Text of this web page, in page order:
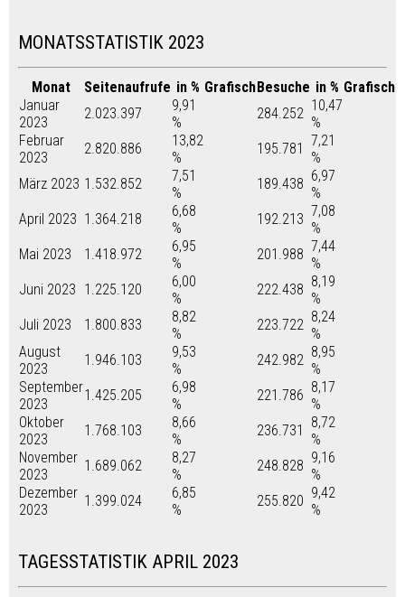
MONATSSTATISTIK 2023
Monat Seitenaufrufe in % GrafischBesuche in % Grafisch
Januar
2023
2.023.397
9,91
%
284.252 10,47
%
Februar
2023
2.820.886
13,82
%
195.781 7,21
%
März 2023 1.532.852
7,51
%
189.438 6,97
%
April 2023 1.364.218
6,68
%
192.213 7,08
%
Mai 2023
1.418.972
6,95
%
201.988 7,44
%
Juni 2023 1.225.120
6,00
%
222.438 8,19
%
Juli 2023
1.800.833
8,82
%
223.722 8,24
%
August
2023
1.946.103
9,53
%
242.982 8,95
%
September
2023
1.425.205
6,98
%
221.786 8,17
%
Oktober
2023
1.768.103
8,66
%
236.731
8,72
%
November
2023
1.689.062
8,27
%
248.828 9,16
%
Dezember
2023
1.399.024
6,85
%
255.820 9,42
%
TAGESSTATISTIK APRIL 2023